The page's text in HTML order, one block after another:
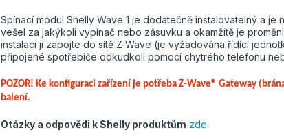
Spínací modul Shelly Wave 1 je dodatečně instalovatelný a je
vešel za jakýkoli vypínač nebo zásuvku a okamžitě je
instalaci ji zapojte do sítě Z-Wave (je vyžadována řídící
připojené spotřebiče odkudkoli pomocí chytrého telefonu
POZOR! Ke konfiguraci zařízení je potřeba Z-Wave® Gateway
balení.
Otázky a odpovědi k Shelly produktům zde.